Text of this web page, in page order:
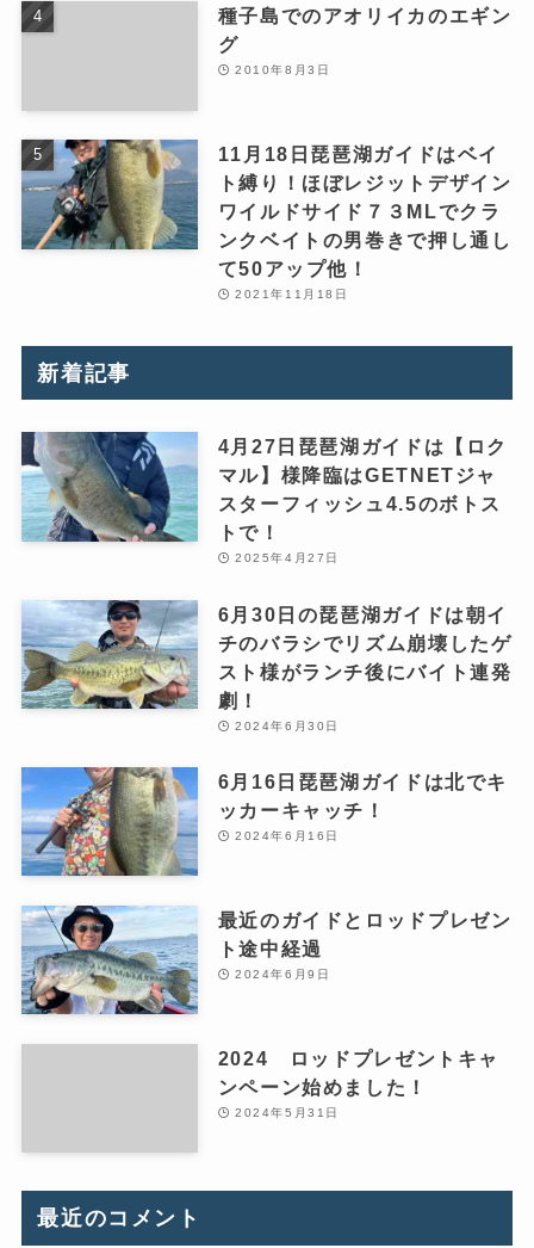
種子島でのアオリイカのエギン
グ
2010年8月3日
11月18日琵琶湖ガイドはベイ
ト縛り！ほぼレジットデザイン
ワイルドサイド７３MLでクラ
ンクベイトの男巻きで押し通し
て50アップ他！
2021年11月18日
新着記事
4月27日琵琶湖ガイドは【ロク
マル】様降臨はGETNETジャ
スターフィッシュ4.5のボトス
トで！
2025年4月27日
6月30日の琵琶湖ガイドは朝イ
チのバラシでリズム崩壊したゲ
スト様がランチ後にバイト連発
劇！
2024年6月30日
6月16日琵琶湖ガイドは北でキ
ッカーキャッチ！
2024年6月16日
最近のガイドとロッドプレゼン
ト途中経過
2024年6月9日
2024 ロッドプレゼントキャ
ンペーン始めました！
2024年5月31日
最近のコメント